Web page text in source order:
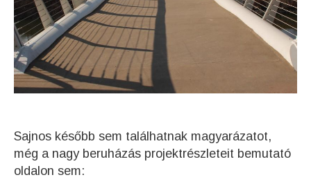
Sajnos később sem találhatnak magyarázatot,
még a nagy beruházás projektrészleteit bemutató
oldalon sem: